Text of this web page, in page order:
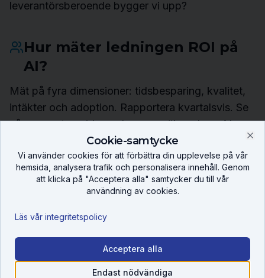
leverantörsberoende bygger vi upp?
Hur mäter ledningen ROI på
AI?
Mät på fyra dimensioner: tidsbesparing, kvalitet,
intäkter och adoption. Rapportera kvartalsvis. Se
vår separata guide om hur man räknar hem AI-
7 frågor styrelsen bör
ställa om AI
Vem äger risken när AI fattar eller stödjer
Cookie-samtycke
Vi använder cookies för att förbättra din upplevelse på vår
hemsida, analysera trafik och personalisera innehåll. Genom
att klicka på "Acceptera alla" samtycker du till vår
användning av cookies.
Läs vår integritetspolicy
Endast nödvändiga
Acceptera alla